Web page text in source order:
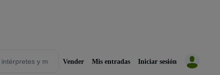
Vender Mis entradas Iniciar sesión